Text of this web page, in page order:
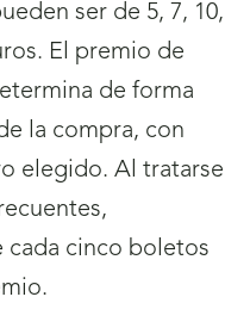
ser de 5, 7, 10,
El premio de
de forma
la compra, con
elegido. Al tratarse
cada cinco boletos